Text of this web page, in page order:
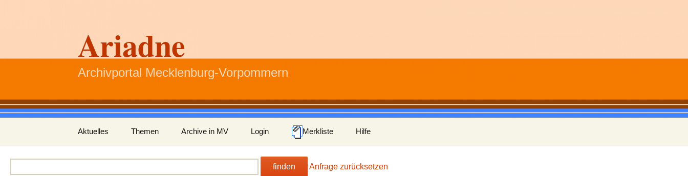
Ariadne
Archivportal Mecklenburg-Vorpommern
Inhalt
springen
Aktuelles Themen Archive in MV Login Merkliste Hilfe
finden Anfrage zurücksetzen